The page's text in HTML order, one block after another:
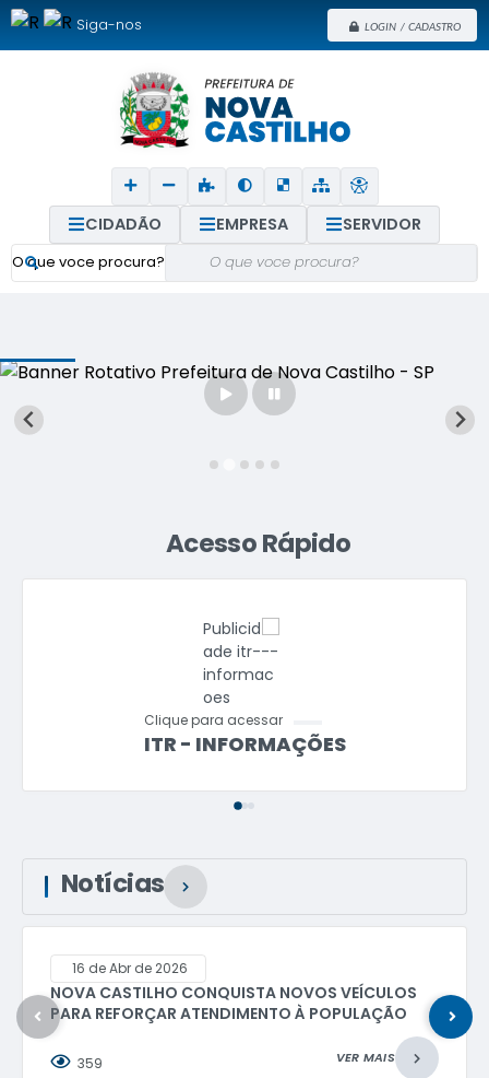
LOGIN / CADASTRO
O que voce procura?
Siga-nos
CIDADÃO EMPRESA SERVIDOR
Acesso Rápido
ITR - INFORMAÇÕES
Clique para acessar
Notícias VER MAIS
NOVA CASTILHO É DESTAQUE NA EDUCAÇÃO
24 de Mar de 2026
Educação
VER MAIS